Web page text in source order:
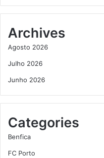
Archives
Agosto 2026
Julho 2026
Junho 2026
Categories
Benfica
FC Porto